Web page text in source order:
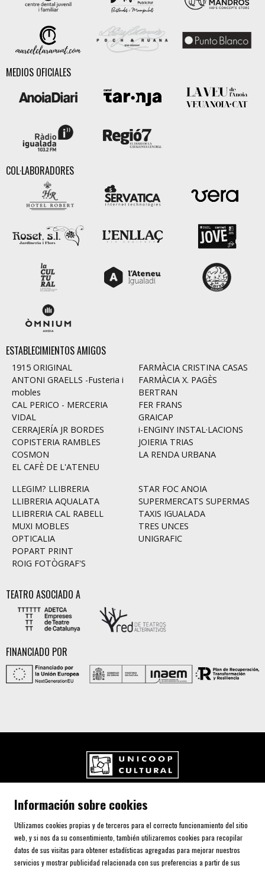
MEDIOS OFICIALES
COL·LABORADORES
ESTABLECIMIENTOS AMIGOS
1915 ORIGINAL
ANTONI GRAELLS -Fusteria i
mobles
CAL PERICO - MERCERIA
VIDAL
CERRAJERÍA JR BORDES
COPISTERIA RAMBLES
COSMON
EL CAFÈ DE L'ATENEU
FARMÀCIA CRISTINA CASAS
FARMÀCIA X. PAGÈS
BERTRAN
FER FRANS
GRAICAP
i-ENGINY INSTAL·LACIONS
JOIERIA TRIAS
LA RENDA URBANA
LLEGIM? LLIBRERIA
LLIBRERIA AQUALATA
LLIBRERIA CAL RABELL
MUXI MOBLES
OPTICALIA
POPART PRINT
ROIG FOTÒGRAF'S
STAR FOC ANOIA
SUPERMERCATS SUPERMAS
TAXIS IGUALADA
TRES UNCES
UNIGRAFIC
TEATRO ASOCIADO A
FINANCIADO POR
Carrer de l'Aurora, 80 (Plaça de Cal Font)
Telf. 93 805 00 75
Información sobre cookies
Utilizamos cookies propias y de terceros para el correcto funcionamiento del sitio
web, y si nos da su consentimiento, también utilizaremos cookies para recopilar
datos de sus visitas para obtener estadísticas agregadas para mejorar nuestros
servicios y mostrar publicidad relacionada con sus preferencias a partir de sus